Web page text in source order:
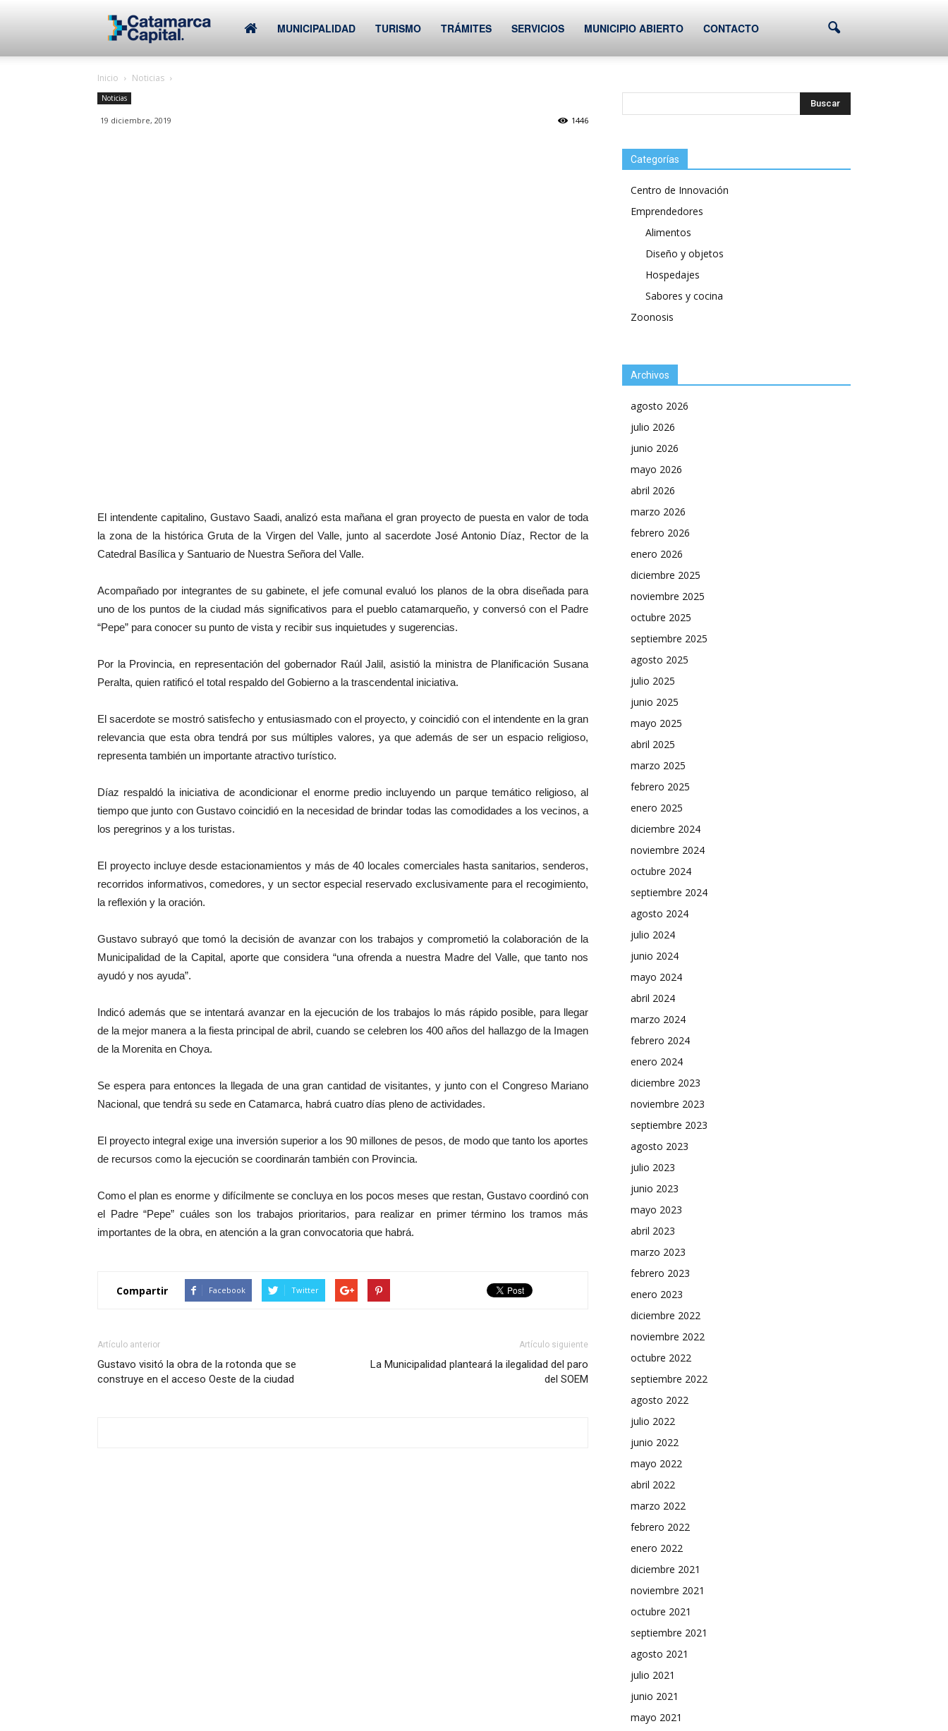
MUNICIPALIDAD TURISMO TRÁMITES SERVICIOS MUNICIPIO ABIERTO CONTACTO
Inicio Noticias
Noticias
19 diciembre, 2019 1446
El intendente capitalino, Gustavo Saadi, analizó esta mañana el gran proyecto de puesta en valor de toda
la zona de la histórica Gruta de la Virgen del Valle, junto al sacerdote José Antonio Díaz, Rector de la
Catedral Basílica y Santuario de Nuestra Señora del Valle.
Acompañado por integrantes de su gabinete, el jefe comunal evaluó los planos de la obra diseñada para
uno de los puntos de la ciudad más significativos para el pueblo catamarqueño, y conversó con el Padre
“Pepe” para conocer su punto de vista y recibir sus inquietudes y sugerencias.
Por la Provincia, en representación del gobernador Raúl Jalil, asistió la ministra de Planificación Susana
Peralta, quien ratificó el total respaldo del Gobierno a la trascendental iniciativa.
El sacerdote se mostró satisfecho y entusiasmado con el proyecto, y coincidió con el intendente en la gran
relevancia que esta obra tendrá por sus múltiples valores, ya que además de ser un espacio religioso,
representa también un importante atractivo turístico.
Díaz respaldó la iniciativa de acondicionar el enorme predio incluyendo un parque temático religioso, al
tiempo que junto con Gustavo coincidió en la necesidad de brindar todas las comodidades a los vecinos, a
los peregrinos y a los turistas.
El proyecto incluye desde estacionamientos y más de 40 locales comerciales hasta sanitarios, senderos,
recorridos informativos, comedores, y un sector especial reservado exclusivamente para el recogimiento,
la reflexión y la oración.
Gustavo subrayó que tomó la decisión de avanzar con los trabajos y comprometió la colaboración de la
Municipalidad de la Capital, aporte que considera “una ofrenda a nuestra Madre del Valle, que tanto nos
ayudó y nos ayuda”.
Indicó además que se intentará avanzar en la ejecución de los trabajos lo más rápido posible, para llegar
de la mejor manera a la fiesta principal de abril, cuando se celebren los 400 años del hallazgo de la Imagen
de la Morenita en Choya.
Se espera para entonces la llegada de una gran cantidad de visitantes, y junto con el Congreso Mariano
Nacional, que tendrá su sede en Catamarca, habrá cuatro días pleno de actividades.
El proyecto integral exige una inversión superior a los 90 millones de pesos, de modo que tanto los aportes
de recursos como la ejecución se coordinarán también con Provincia.
Como el plan es enorme y difícilmente se concluya en los pocos meses que restan, Gustavo coordinó con
el Padre “Pepe” cuáles son los trabajos prioritarios, para realizar en primer término los tramos más
importantes de la obra, en atención a la gran convocatoria que habrá.
Compartir Facebook Twitter
Artículo anterior
Gustavo visitó la obra de la rotonda que se
construye en el acceso Oeste de la ciudad
Artículo siguiente
La Municipalidad planteará la ilegalidad del paro
del SOEM
Categorías
Centro de Innovación
Emprendedores
Alimentos
Diseño y objetos
Hospedajes
Sabores y cocina
Zoonosis
Archivos
agosto 2026
julio 2026
junio 2026
mayo 2026
abril 2026
marzo 2026
febrero 2026
enero 2026
diciembre 2025
noviembre 2025
octubre 2025
septiembre 2025
agosto 2025
julio 2025
junio 2025
mayo 2025
abril 2025
marzo 2025
febrero 2025
enero 2025
diciembre 2024
noviembre 2024
octubre 2024
septiembre 2024
agosto 2024
julio 2024
junio 2024
mayo 2024
abril 2024
marzo 2024
febrero 2024
enero 2024
diciembre 2023
noviembre 2023
septiembre 2023
agosto 2023
julio 2023
junio 2023
mayo 2023
abril 2023
marzo 2023
febrero 2023
enero 2023
diciembre 2022
noviembre 2022
octubre 2022
septiembre 2022
agosto 2022
julio 2022
junio 2022
mayo 2022
abril 2022
marzo 2022
febrero 2022
enero 2022
diciembre 2021
noviembre 2021
octubre 2021
septiembre 2021
agosto 2021
julio 2021
junio 2021
mayo 2021